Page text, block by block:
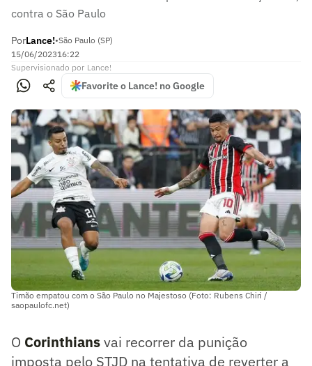
contra o São Paulo
PorLance!•São Paulo (SP)
15/06/202316:22
Supervisionado por Lance!
Favorite o Lance! no Google
Timão empatou com o São Paulo no Majestoso (Foto: Rubens Chiri /
saopaulofc.net)
O Corinthiansvai recorrer da punição
imposta pelo STJD na tentativa de reverter a